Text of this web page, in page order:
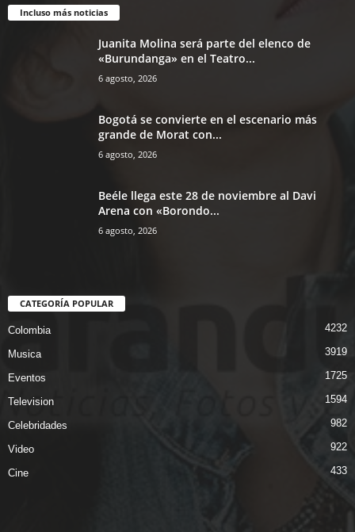
Incluso más noticias
Juanita Molina será parte del elenco de
«Burundanga» en el Teatro...
6 agosto, 2026
Bogotá se convierte en el escenario más
grande de Morat con...
6 agosto, 2026
Beéle llega este 28 de noviembre al Davi
Arena con «Borondo...
6 agosto, 2026
CATEGORÍA POPULAR
Colombia 4232
Musica 3919
Eventos 1725
Television 1594
Celebridades 982
Video 922
Cine 433